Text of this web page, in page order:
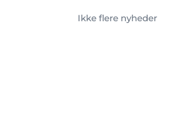
Ikke flere nyheder